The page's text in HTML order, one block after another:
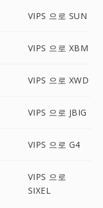
VIPS 으로 SUN
VIPS 으로 XBM
VIPS 으로 XWD
VIPS 으로 JBIG
VIPS 으로 G4
VIPS 으로
SIXEL